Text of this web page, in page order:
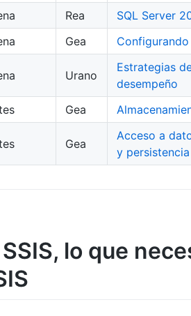
Rea
SQL Server
Gea
Urano
Estrategias
desempeño
Gea
Gea
Acceso a
y
lo que